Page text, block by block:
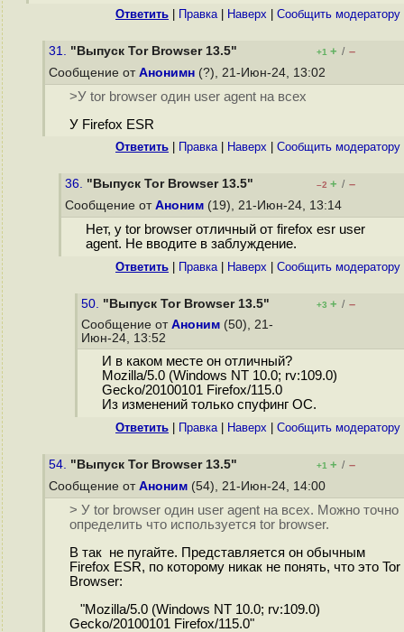
Ответить Правка| Наверх Cообщить модератору
31. "Выпуск Tor Browser 13.5" +1 + / –
Сообщение от Анонимн (?), 21-Июн-24, 13:02
>У tor browser один user agent на всех
У Firefox ESR
Ответить Правка| Наверх Cообщить модератору
36. "Выпуск Tor Browser 13.5" –2 + / –
Сообщение от Аноним (19), 21-Июн-24, 13:14
Нет, у tor browser отличный от firefox esr user
agent. Не вводите в заблуждение.
Ответить Правка| Наверх Cообщить модератору
50. "Выпуск Tor Browser 13.5" +3 + / –
Сообщение от Аноним (50), 21-
Июн-24, 13:52
И в каком месте он отличный?
Mozilla/5.0 (Windows NT 10.0; rv:109.0)
Gecko/20100101 Firefox/115.0
Из изменений только спуфинг ОС.
Ответить Правка| Наверх Cообщить модератору
54. "Выпуск Tor Browser 13.5" +1 + / –
Сообщение от Аноним (54), 21-Июн-24, 14:00
> У tor browser один user agent на всех. Можно точно
определить что используется tor browser.
В так не пугайте. Представляется он обычным
Firefox ESR, по которому никак не понять, что это Tor
Browser:
"Mozilla/5.0 (Windows NT 10.0; rv:109.0)
Gecko/20100101 Firefox/115.0"